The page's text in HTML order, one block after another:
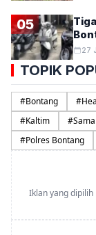
05
27
TOPIK
#Bontang #
#Kaltim #
#Polres Bontang
Iklan yang